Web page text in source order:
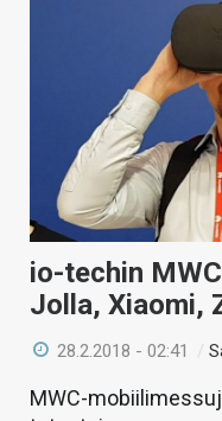
io-techin
Jolla, Xiaomi,
28.2.2018 - 02:41 /
MWC-